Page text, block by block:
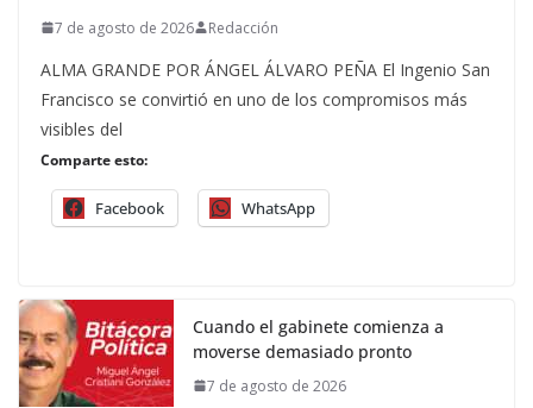
7 de agosto de 2026 Redacción
ALMA GRANDE POR ÁNGEL ÁLVARO PEÑA El Ingenio San
Francisco se convirtió en uno de los compromisos más
visibles del
Comparte esto:
Facebook WhatsApp
Cuando el gabinete comienza a
moverse demasiado pronto
7 de agosto de 2026